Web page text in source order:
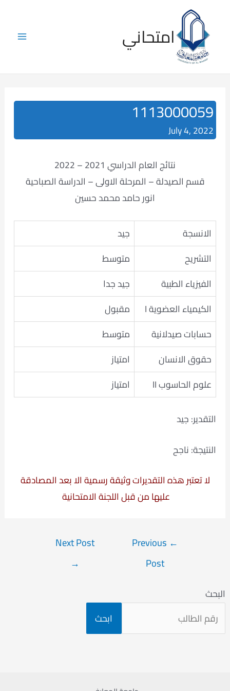
content
Main
امتحاني
البحث
ابحث
1113000059
July 4, 2022
نتائج العام الدراسي 2021 – 2022
قسم الصيدلة – المرحلة الاولى – الدراسة الصباحية
انور حامد محمد حسين
الانسجة
جيد
التشريح
متوسط
الفيزياء الطبية
جيد جدا
الكيمياء العضوية I
مقبول
حسابات صيدلانية
متوسط
حقوق الانسان
امتياز
علوم الحاسوب II
امتياز
التقدير: جيد
النتيجة: ناجح
لا تعتبر هذه التقديرات وثيقة رسمية الا بعد المصادقة
عليها من قبل اللجنة الامتحانية
←
Previous
Post
Next Post
→